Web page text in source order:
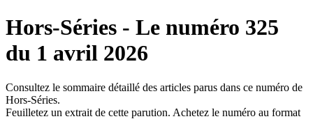
Hors-Séries - Le numéro 325
du 1 avril 2026
Consultez le sommaire détaillé des articles parus dans ce numéro de
Hors-Séries.
Feuilletez un extrait de cette parution. Achetez le numéro au format